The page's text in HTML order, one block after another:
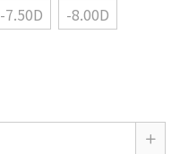
-7.50D
-8.00D